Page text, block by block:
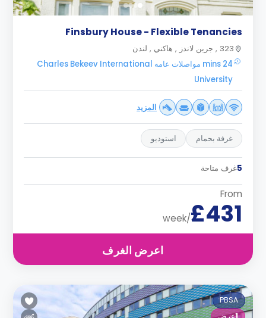
Finsbury House - Flexible Tenancies
323 , جرين لاندز , هاكني , لندن
24 mins مواصلات عامه Charles Bekeev International
University
المزيد
غرفة بحمام استوديو
5غرف متاحة
From
£431
/week
اعرض الغرف
PBSA
1عرض